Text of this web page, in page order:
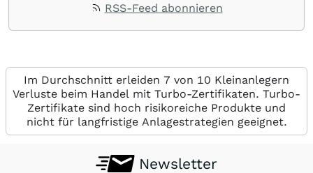
RSS-Feed abonnieren
Im Durchschnitt erleiden 7 von 10 Kleinanlegern
Verluste beim Handel mit Turbo-Zertifikaten. Turbo-
Zertifikate sind hoch risikoreiche Produkte und
nicht für langfristige Anlagestrategien geeignet.
Newsletter